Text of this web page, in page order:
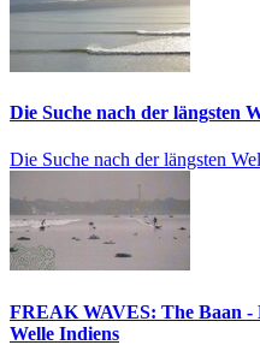
Die Suche nach der längsten
Die Suche nach der längsten
FREAK WAVES: The Baan -
Welle Indiens